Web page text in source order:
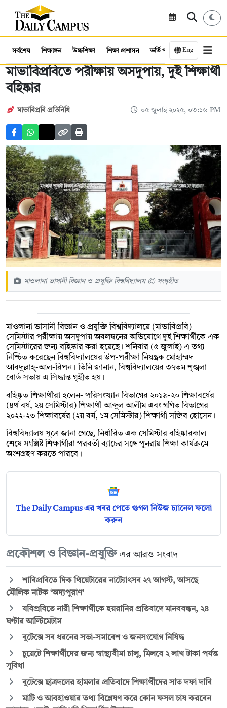
সর্বশেষ শিক্ষাঙ্গন উচ্চশিক্ষা শিক্ষা প্রশাসন ভর্তি পরীক্ষা কর্মসংস্থান
Eng
মাভাবিপ্রবিতে পরীক্ষায় অসদুপায়, দুই শিক্ষার্থী
বহিষ্কার
মাভাবিপ্রবি প্রতিনিধি ০৫ জুলাই ২০২৫, ০৩:১৬ PM
মাওলানা ভাসানী বিজ্ঞান ও প্রযুক্তি বিশ্ববিদ্যালয় © সংগৃহীত
মাওলানা ভাসানী বিজ্ঞান ও প্রযুক্তি বিশ্ববিদ্যালয়ে (মাভাবিপ্রবি)
সেমিস্টার পরীক্ষায় অসদুপায় অবলম্বনের অভিযোগে দুই শিক্ষার্থীকে এক
সেমিস্টারের জন্য বহিষ্কার করা হয়েছে। শনিবার (৫ জুলাই) এ তথ্য
নিশ্চিত করেছেন বিশ্ববিদ্যালয়ের উপ-পরীক্ষা নিয়ন্ত্রক মোহাম্মদ
আবদুল্লাহ্-আল-রিপন। তিনি জানান, বিশ্ববিদ্যালয়ের ৩৭তম শৃঙ্খলা
বোর্ড সভায় এ সিদ্ধান্ত গৃহীত হয়।
বহিষ্কৃত শিক্ষার্থীরা হলেন- পরিসংখ্যান বিভাগের ২০১৯-২০ শিক্ষাবর্ষের
(৪র্থ বর্ষ, ২য় সেমিস্টার) শিক্ষার্থী আব্দুল আলীম এবং গণিত বিভাগের
২০২২-২৩ শিক্ষাবর্ষের (২য় বর্ষ, ১ম সেমিস্টার) শিক্ষার্থী সজিব হোসেন।
বিশ্ববিদ্যালয় সূত্রে জানা গেছে, নির্ধারিত এক সেমিস্টার বহিষ্কারকাল
শেষে সংশ্লিষ্ট শিক্ষার্থীরা পরবর্তী ব্যাচের সঙ্গে পুনরায় শিক্ষা কার্যক্রমে
অংশগ্রহণ করতে পারবে।
The Daily Campus এর খবর পেতে গুগল নিউজ চ্যানেল ফলো
করুন
প্রকৌশল ও বিজ্ঞান-প্রযুক্তি এর আরও সংবাদ
শাবিপ্রবিতে দিক থিয়েটারের নাট্যোৎসব ২৭ আগস্ট, আসছে
মৌলিক নাটক ‘অদ্যপুরাণ’
যবিপ্রবিতে নারী শিক্ষার্থীকে হয়রানির প্রতিবাদে মানববন্ধন, ২৪
ঘণ্টার আল্টিমেটাম
বুটেক্সে সব ধরনের সভা-সমাবেশ ও জনসংযোগ নিষিদ্ধ
চুয়েটে শিক্ষার্থীদের জন্য স্বাস্থ্যবীমা চালু, মিলবে ২ লাখ টাকা পর্যন্ত
সুবিধা
বুটেক্সে ছাত্রদলের হামলার প্রতিবাদে শিক্ষার্থীদের সাত দফা দাবি
মাটি ও আবহাওয়ার তথ্য বিশ্লেষণ করে কোন ফসল চাষ করবেন